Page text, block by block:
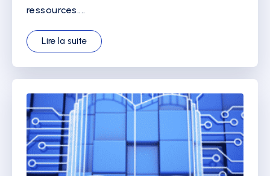
ressources....
Lire la suite